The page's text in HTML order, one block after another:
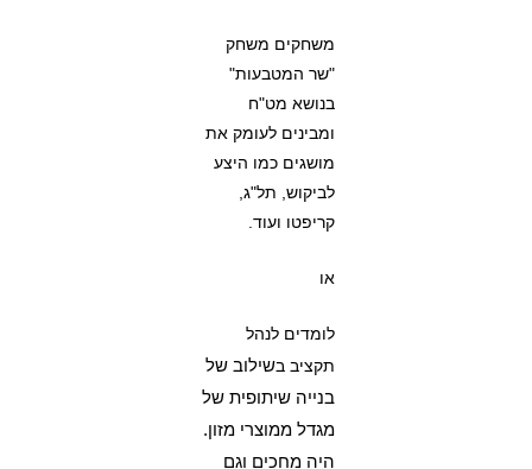
משחקים משחק
"שר המטבעות"
בנושא מט"ח
ומבינים לעומק את
מושגים כמו היצע
לביקוש, תל"ג,
קריפטו ועוד.
או
לומדים לנהל
תקציב בשילוב של
בנייה שיתופית של
מגדל ממוצרי מזון.
היה מחכים וגם